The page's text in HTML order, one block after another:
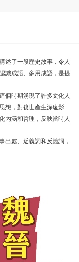
述了一段歷史故事，令人
識成語、多用成語，是提
個時期湧現了許多文化人
想，對後世產生深遠影
內涵和哲理，反映當時人
出處、近義詞和反義詞，